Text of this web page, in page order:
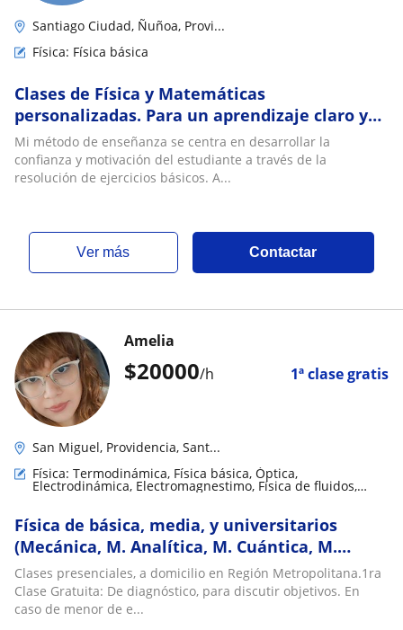
Santiago Ciudad, Ñuñoa, Provi...
Física: Física básica
Clases de Física y Matemáticas
personalizadas. Para un aprendizaje claro y
eficiente
Mi método de enseñanza se centra en desarrollar la
confianza y motivación del estudiante a través de la
resolución de ejercicios básicos. A...
ver más Contactar
$20000/h 1ª clase gratis
Amelia
San Miguel, Providencia, Sant...
Física: Termodinámica, Física básica, Óptica,
Electrodinámica, Electromagnestimo, Física de fluidos,
Física de básica, media, y universitarios
(Mecánica, M. Analítica, M. Cuántica, M.
Estadística | ElectroMagnetismo,
ElectroDinámica | Termo, Óptica)
Clases presenciales, a domicilio en Región Metropolitana.1ra
Clase Gratuita: De diagnóstico, para discutir objetivos. En
caso de menor de e...